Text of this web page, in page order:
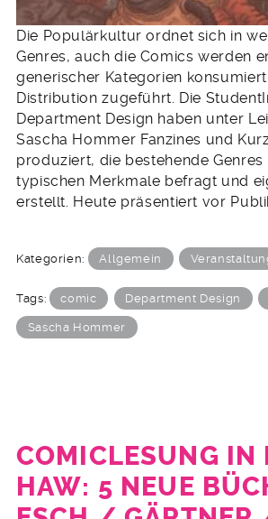
Die Populärkultur ordnet sich in
Genres, auch die Comics werden
generischer Kategorien
Distribution zugeführt. Die
Department Design haben unter
Sascha Hommer Fanzines und
produziert, die bestehende Genres
typischen Merkmale befragt und
erstellt. Heute präsentiert vor
Kategorien: Allgemein
Tags: comic Department Design
Sascha Hommer
COMICLESUNG IN
HAW: 5 NEUE